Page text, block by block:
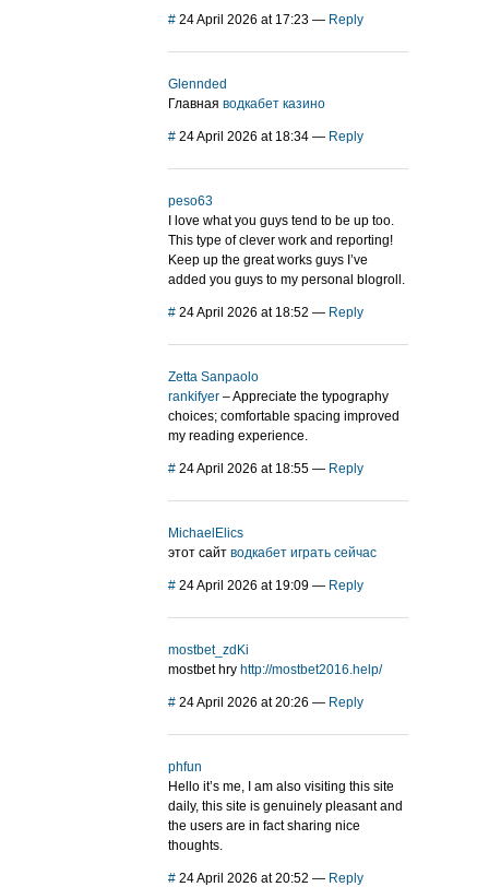
# 24 April 2026 at 17:23 — Reply
Glennded
Главная водкабет казино
# 24 April 2026 at 18:34 — Reply
peso63
I love what you guys tend to be up too.
This type of clever work and reporting!
Keep up the great works guys I’ve
added you guys to my personal blogroll.
# 24 April 2026 at 18:52 — Reply
Zetta Sanpaolo
rankifyer – Appreciate the typography
choices; comfortable spacing improved
my reading experience.
# 24 April 2026 at 18:55 — Reply
MichaelElics
этот сайт водкабет играть сейчас
# 24 April 2026 at 19:09 — Reply
mostbet_zdKi
mostbet hry http://mostbet2016.help/
# 24 April 2026 at 20:26 — Reply
phfun
Hello it’s me, I am also visiting this site
daily, this site is genuinely pleasant and
the users are in fact sharing nice
thoughts.
# 24 April 2026 at 20:52 — Reply